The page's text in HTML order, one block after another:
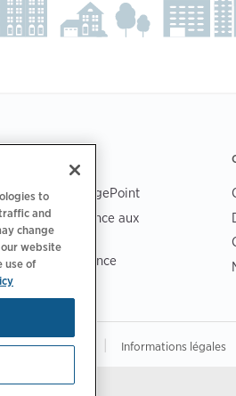
Assistance ChargePoint
Centre d’assistance aux
conducteurs
Centre de confiance
confidentialité Informations légales
to
and
change
website
use of